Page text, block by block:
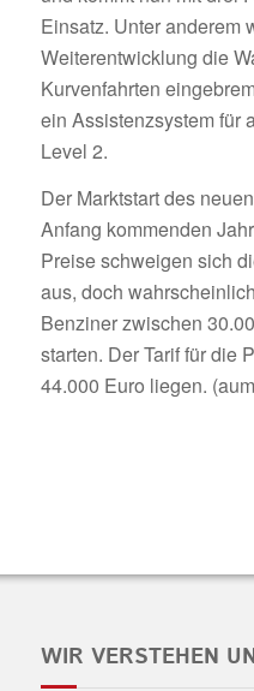
Einsatz. Unter anderem
Weiterentwicklung die
Kurvenfahrten
ein Assistenzsystem für
Level 2.
Der Marktstart des
Anfang kommenden
Preise schweigen sich
aus, doch
Benziner zwischen
starten. Der Tarif für die
44.000 Euro liegen.
WIR VERSTEHEN